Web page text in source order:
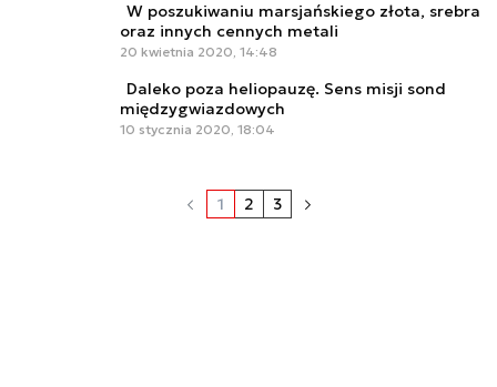
W poszukiwaniu marsjańskiego złota, srebra
oraz innych cennych metali
20 kwietnia 2020, 14:48
Daleko poza heliopauzę. Sens misji sond
międzygwiazdowych
10 stycznia 2020, 18:04
1 2 3